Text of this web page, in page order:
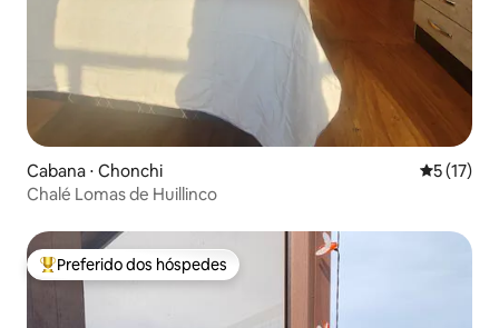
Cabana ⋅ Chonchi 5 de uma
5 (17)
Chalé Lomas de Huillinco
Entre os melhores preferidos dos hóspedes
Preferido dos hóspedes